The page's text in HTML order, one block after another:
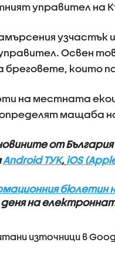
управител на
узчастък
Освен
бреговете, които
на местната
определят мащаба
от
Android ТУК, iOS
бюлетин
на
източници в